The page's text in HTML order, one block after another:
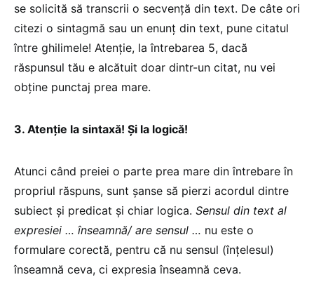
se solicită să transcrii o secvenţă din text. De câte ori
citezi o sintagmă sau un enunţ din text, pune citatul
între ghilimele! Atenţie, la întrebarea 5, dacă
răspunsul tău e alcătuit doar dintr-un citat, nu vei
obţine punctaj prea mare.
3. Atenţie la sintaxă! Şi la logică!
Atunci când preiei o parte prea mare din întrebare în
propriul răspuns, sunt şanse să pierzi acordul dintre
subiect şi predicat şi chiar logica. Sensul din text al
expresiei … înseamnă/ are sensul … nu este o
formulare corectă, pentru că nu sensul (înţelesul)
înseamnă ceva, ci expresia înseamnă ceva.